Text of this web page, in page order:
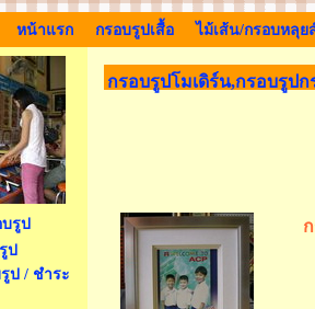
หน้าแรก กรอบรูปเสื้อ ไม้เส้น/กรอบหลุย
รูป
ป
ป / ชำระ
กรอบรูปโมเดิร์น,กรอบรูปก